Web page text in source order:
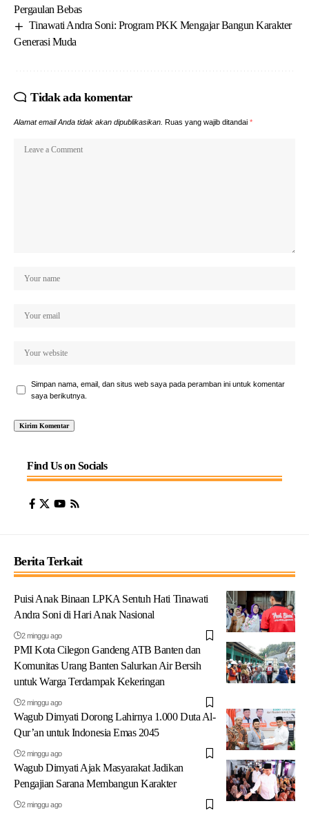
Pergaulan Bebas
Tinawati Andra Soni: Program PKK Mengajar Bangun Karakter
Generasi Muda
Tidak ada komentar
Alamat email Anda tidak akan dipublikasikan. Ruas yang wajib ditandai *
Simpan nama, email, dan situs web saya pada peramban ini untuk komentar
saya berikutnya.
Find Us on Socials
Berita Terkait
Puisi Anak Binaan LPKA Sentuh Hati Tinawati
Andra Soni di Hari Anak Nasional
2 minggu ago
PMI Kota Cilegon Gandeng ATB Banten dan
Komunitas Urang Banten Salurkan Air Bersih
untuk Warga Terdampak Kekeringan
2 minggu ago
Wagub Dimyati Dorong Lahirnya 1.000 Duta Al-
Qur’an untuk Indonesia Emas 2045
2 minggu ago
Wagub Dimyati Ajak Masyarakat Jadikan
Pengajian Sarana Membangun Karakter
2 minggu ago